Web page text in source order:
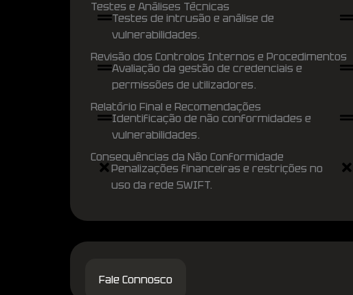
Testes e Análises Técnicas
Testes de intrusão e análise de
vulnerabilidades.
Revisão dos Controlos Internos e Procedimentos
Avaliação da gestão de credenciais e
permissões de utilizadores.
Relatório Final e Recomendações
Identificação de não conformidades e
vulnerabilidades.
Consequências da Não Conformidade
Penalizações financeiras e restrições no
uso da rede SWIFT.
Fale Connosco